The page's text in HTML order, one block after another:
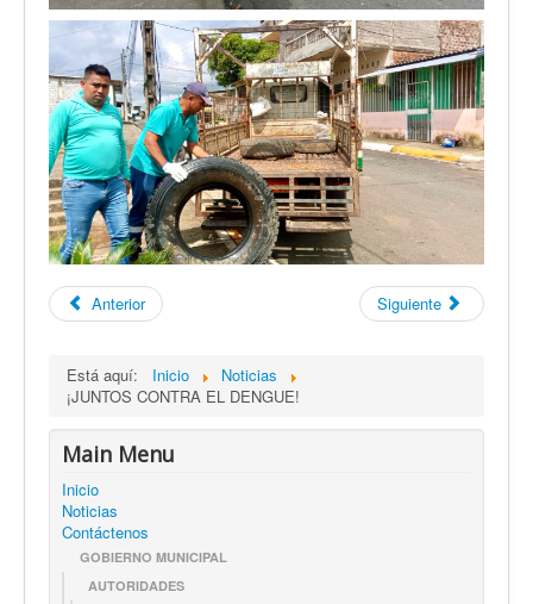
Anterior Siguiente
Está aquí: Inicio
Noticias
¡JUNTOS CONTRA EL DENGUE!
Main Menu
Inicio
Noticias
Contáctenos
GOBIERNO MUNICIPAL
AUTORIDADES